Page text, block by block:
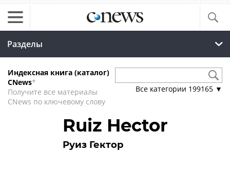
Разделы
Индексная книга (каталог)
CNews*
Получите все материалы
CNews по ключевому слову
Все категории 199165 ▼
Ruiz Hector
Руиз Гектор